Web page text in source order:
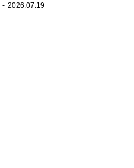
2026.07.19